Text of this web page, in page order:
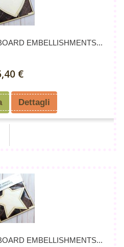
EMBELLISHMENTS...
€
Dettagli
EMBELLISHMENTS...